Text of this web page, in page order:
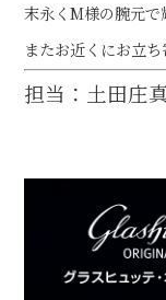
末永くM様の腕元で
またお近くにお立
担当：土田庄